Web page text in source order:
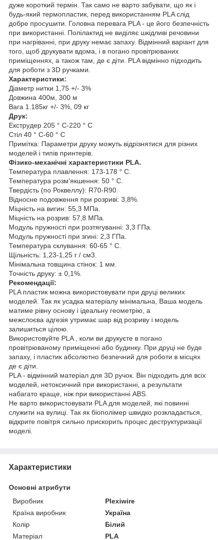
дуже короткий термін. Так само не варто забувати, що як і
будь-який термопластик, перед використанням PLA слід
добре просушити. Головна перевага PLA - це його безпечність
при використанні. Полілактид не виділяє шкідливі речовини
при нагріванні, при друку немає запаху. Відмінний варіант для
того, щоб друкувати вдома, і в погано провітрюваних
приміщеннях, а також там, де є діти. PLA відмінно підходить
для роботи з 3D ручками.
Характеристики:
Діаметр нитки 1,75 +/- 3%
Довжина 400м, 300 м
Вага 1.185кг +/- 3%, 09 кг
Друк:
Екструдер 205 ° С-220 ° С
Стіл 40 ° С-60 ° С
Примітка: Параметри друку можуть відрізнятися для різних
моделей і типів принтерів.
Фізико-механічні характеристики PLA.
Температура плавлення: 173-178 ° C.
Температура розм'якшення: 50 ° C.
Твердість (по Роквеллу): R70-R90.
Відносне подовження при розриві: 3,8%.
Міцність на вигин: 55,3 МПа.
Міцність на розрив: 57,8 МПа.
Модуль пружності при розтягуванні: 3,3 ГПа.
Модуль пружності при згині: 2,3 ГПа.
Температура склування: 60-65 ° C.
Щільність: 1,23-1,25 г / см3.
Мінімальна товщина стінок: 1 мм.
Точність друку: ± 0,1%.
Рекомендації:
PLA пластик можна використовувати при друці великих
моделей. Так як усадка матеріалу мінімальна, Ваша модель
матиме рівну основу і ідеальну геометрію, а
межслоєва адгезія утримає шар від розриву і модель
залишиться цілою.
Використовуйте PLA , коли ви друкуєте в погано
провітрюваному приміщенні або будинку. При друці не буде
запаху, і пластик абсолютно безпечний для роботи в місцях
де є діти.
PLA - відмінний матеріал для 3D ручок. Він підходить для всіх
моделей, нетоксичний при використанні, а результати
набагато краще, ніж при використанні ABS.
Не варто використовувати PLA для моделей, які повинні
служити на вулиці. Так як біополімер швидко розкладається,
відкрите повітря сильно прискорить процес деструктуризації
моделі.
Характеристики
Основні атрибути
Виробник
Plexiwire
Країна виробник
Україна
Колір
Білий
Матеріал
PLA